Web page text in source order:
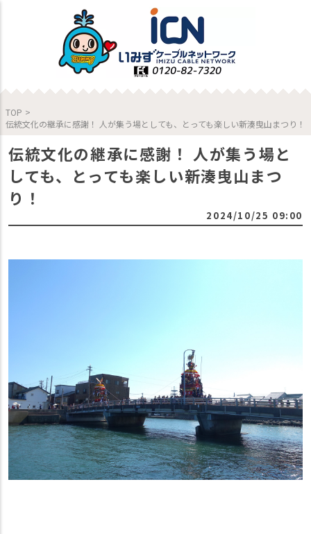
TOP >
伝統文化の継承に感謝！ 人が集う場としても、とっても楽しい新湊曳山まつり！
伝統文化の継承に感謝！ 人が集う場と
しても、とっても楽しい新湊曳山まつ
り！
2024/10/25 09:00